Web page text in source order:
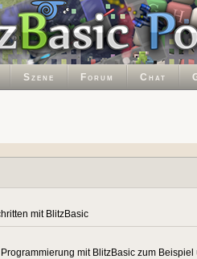
Szene Forum Chat
mit BlitzBasic
mit BlitzBasic zum Beispiel